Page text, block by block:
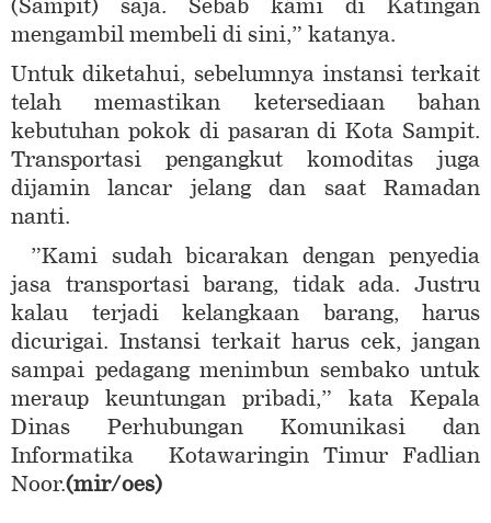
(Sampit) saja. Sebab kami di Katingan
mengambil membeli di sini,” katanya.
Untuk diketahui, sebelumnya instansi terkait
telah memastikan ketersediaan bahan
kebutuhan pokok di pasaran di Kota Sampit.
Transportasi pengangkut komoditas juga
dijamin lancar jelang dan saat Ramadan
nanti.
”Kami sudah bicarakan dengan penyedia
jasa transportasi barang, tidak ada. Justru
kalau terjadi kelangkaan barang, harus
dicurigai. Instansi terkait harus cek, jangan
sampai pedagang menimbun sembako untuk
meraup keuntungan pribadi,” kata Kepala
Dinas Perhubungan Komunikasi dan
Informatika Kotawaringin Timur Fadlian
Noor.(mir/oes)